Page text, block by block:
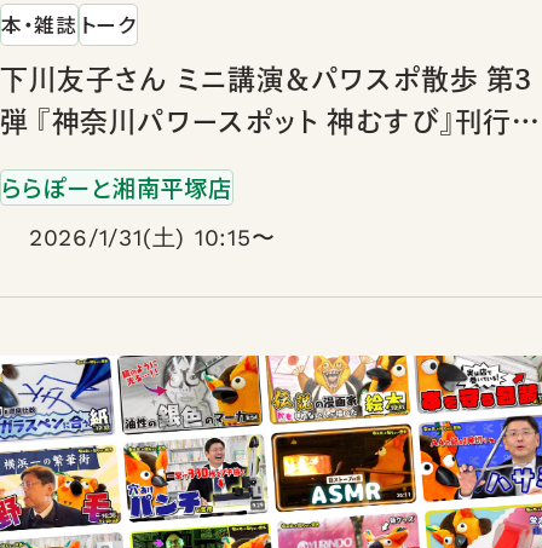
本・雑誌 トーク
下川友子さん ミニ講演＆パワスポ散歩 第3
弾 『神奈川パワースポット 神むすび』刊行記
念
ららぽーと湘南平塚店
2026/1/31(土) 10:15〜